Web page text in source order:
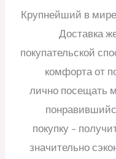
Крупнейший в мире
Доставка
покупательской
комфорта от
лично посещать
покупку –
значительно